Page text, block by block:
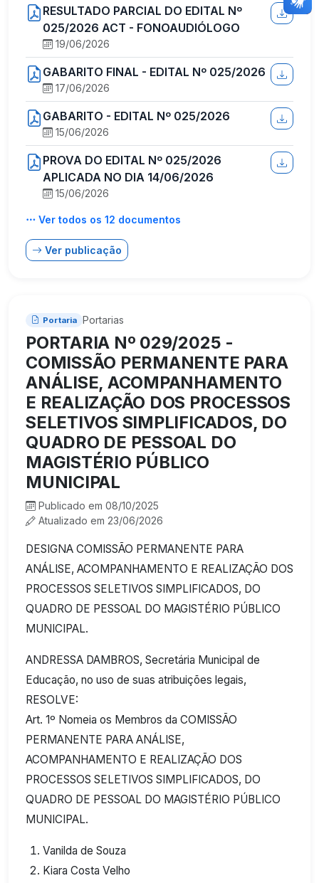
RESULTADO PARCIAL DO EDITAL Nº
025/2026 ACT - FONOAUDIÓLOGO
19/06/2026
GABARITO FINAL - EDITAL Nº 025/2026
17/06/2026
GABARITO - EDITAL Nº 025/2026
15/06/2026
PROVA DO EDITAL Nº 025/2026
APLICADA NO DIA 14/06/2026
15/06/2026
Ver todos os 12 documentos
Ver publicação
Portaria Portarias
PORTARIA Nº 029/2025 -
COMISSÃO PERMANENTE PARA
ANÁLISE, ACOMPANHAMENTO
E REALIZAÇÃO DOS PROCESSOS
SELETIVOS SIMPLIFICADOS, DO
QUADRO DE PESSOAL DO
MAGISTÉRIO PÚBLICO
MUNICIPAL
Publicado em 08/10/2025
Atualizado em 23/06/2026
DESIGNA COMISSÃO PERMANENTE PARA
ANÁLISE, ACOMPANHAMENTO E REALIZAÇÃO DOS
PROCESSOS SELETIVOS SIMPLIFICADOS, DO
QUADRO DE PESSOAL DO MAGISTÉRIO PÚBLICO
MUNICIPAL.
ANDRESSA DAMBROS, Secretária Municipal de
Educação, no uso de suas atribuições legais,
RESOLVE:
Art. 1º Nomeia os Membros da COMISSÃO
PERMANENTE PARA ANÁLISE,
ACOMPANHAMENTO E REALIZAÇÃO DOS
PROCESSOS SELETIVOS SIMPLIFICADOS, DO
QUADRO DE PESSOAL DO MAGISTÉRIO PÚBLICO
MUNICIPAL.
Vanilda de Souza
Kiara Costa Velho